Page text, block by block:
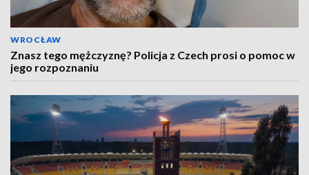
WROCŁAW
Znasz tego mężczyznę? Policja z Czech prosi o pomoc w
jego rozpoznaniu